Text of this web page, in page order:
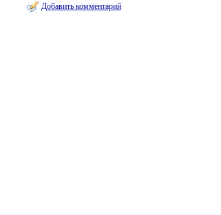
Добавить комментарий